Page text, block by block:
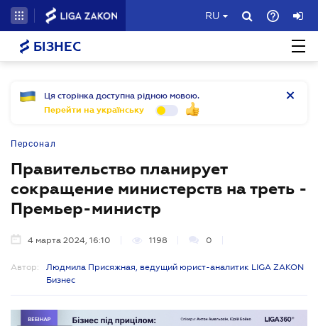
RU
БІЗНЕС
Ця сторінка доступна рідною мовою.
Перейти на українську
Персонал
Правительство планирует
сокращение министерств на треть -
Премьер-министр
4 марта 2024, 16:10 1198 0
Автор:
Людмила Присяжная, ведущий юрист-аналитик LIGA ZAKON
Бизнес